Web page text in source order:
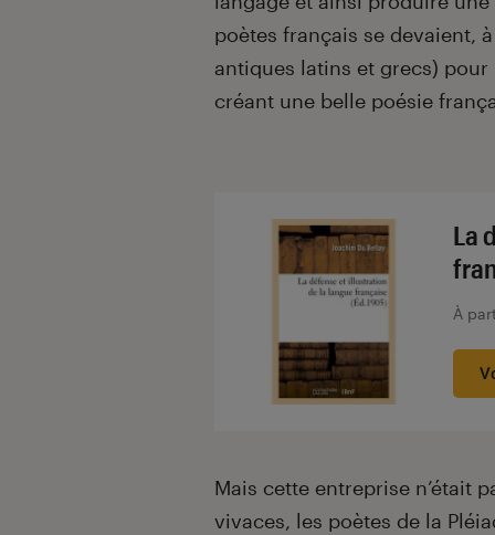
poètes français se devaient,
antiques latins et grecs) pour
créant une belle poésie
La
À
Mais cette entreprise n’était
vivaces, les poètes de la